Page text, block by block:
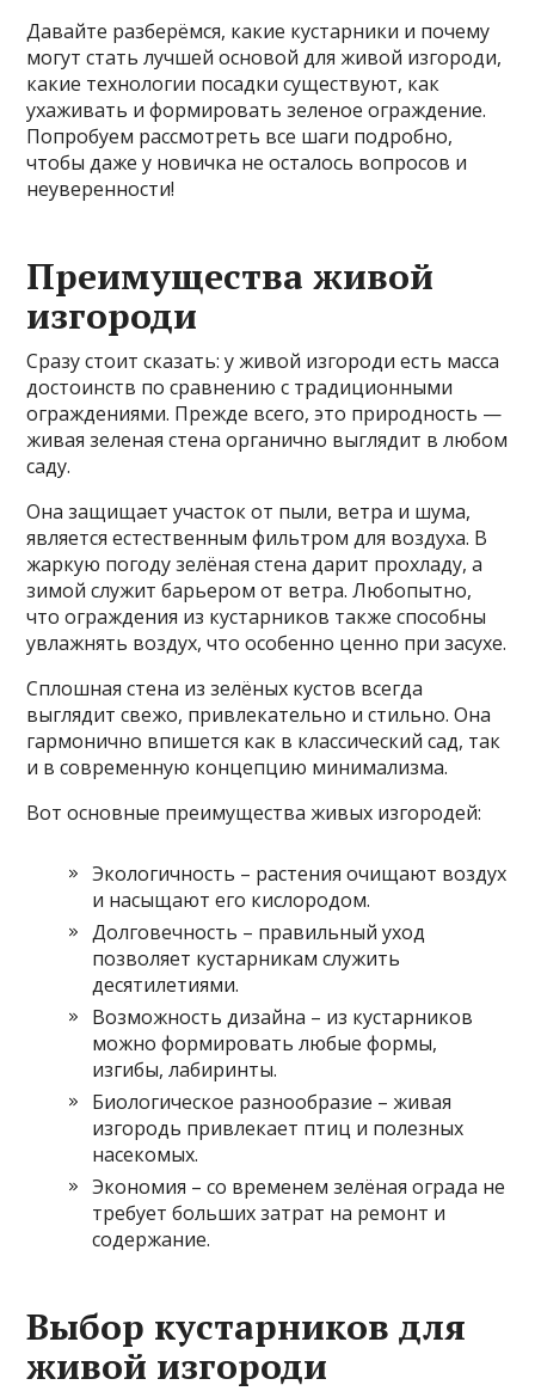
Давайте разберёмся, какие кустарники и почему
могут стать лучшей основой для живой изгороди,
какие технологии посадки существуют, как
ухаживать и формировать зеленое ограждение.
Попробуем рассмотреть все шаги подробно,
чтобы даже у новичка не осталось вопросов и
неуверенности!
Преимущества живой
изгороди
Сразу стоит сказать: у живой изгороди есть масса
достоинств по сравнению с традиционными
ограждениями. Прежде всего, это природность —
живая зеленая стена органично выглядит в любом
саду.
Она защищает участок от пыли, ветра и шума,
является естественным фильтром для воздуха. В
жаркую погоду зелёная стена дарит прохладу, а
зимой служит барьером от ветра. Любопытно,
что ограждения из кустарников также способны
увлажнять воздух, что особенно ценно при засухе.
Сплошная стена из зелёных кустов всегда
выглядит свежо, привлекательно и стильно. Она
гармонично впишется как в классический сад, так
и в современную концепцию минимализма.
Вот основные преимущества живых изгородей:
Экологичность – растения очищают воздух
и насыщают его кислородом.
Долговечность – правильный уход
позволяет кустарникам служить
десятилетиями.
Возможность дизайна – из кустарников
можно формировать любые формы,
изгибы, лабиринты.
Биологическое разнообразие – живая
изгородь привлекает птиц и полезных
насекомых.
Экономия – со временем зелёная ограда не
требует больших затрат на ремонт и
содержание.
Выбор кустарников для
живой изгороди